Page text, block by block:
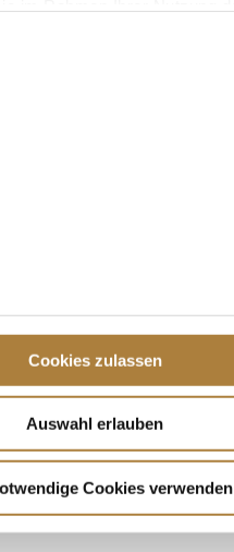
Cookies zulassen
Auswahl erlauben
Cookies verwenden
Pferdesports